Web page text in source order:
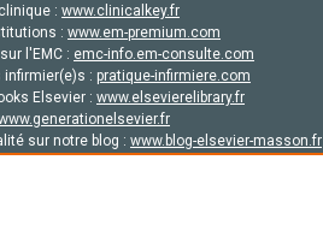
: www.clinicalkey.fr
: www.em-premium.com
l'EMC : emc-info.em-consulte.com
infirmier(e)s : pratique-infirmiere.com
Elsevier : www.elsevierelibrary.fr
sur notre blog : www.blog-elsevier-masson.fr